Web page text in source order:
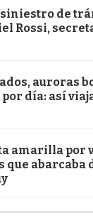
siniestro de
Rossi,
auroras
por día: así
amarilla por
que abarcaba